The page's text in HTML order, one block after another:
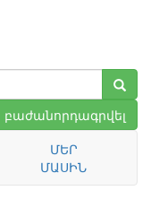
բաժանորդագրվել
ՄԵՐ
ՄԱՍԻՆ